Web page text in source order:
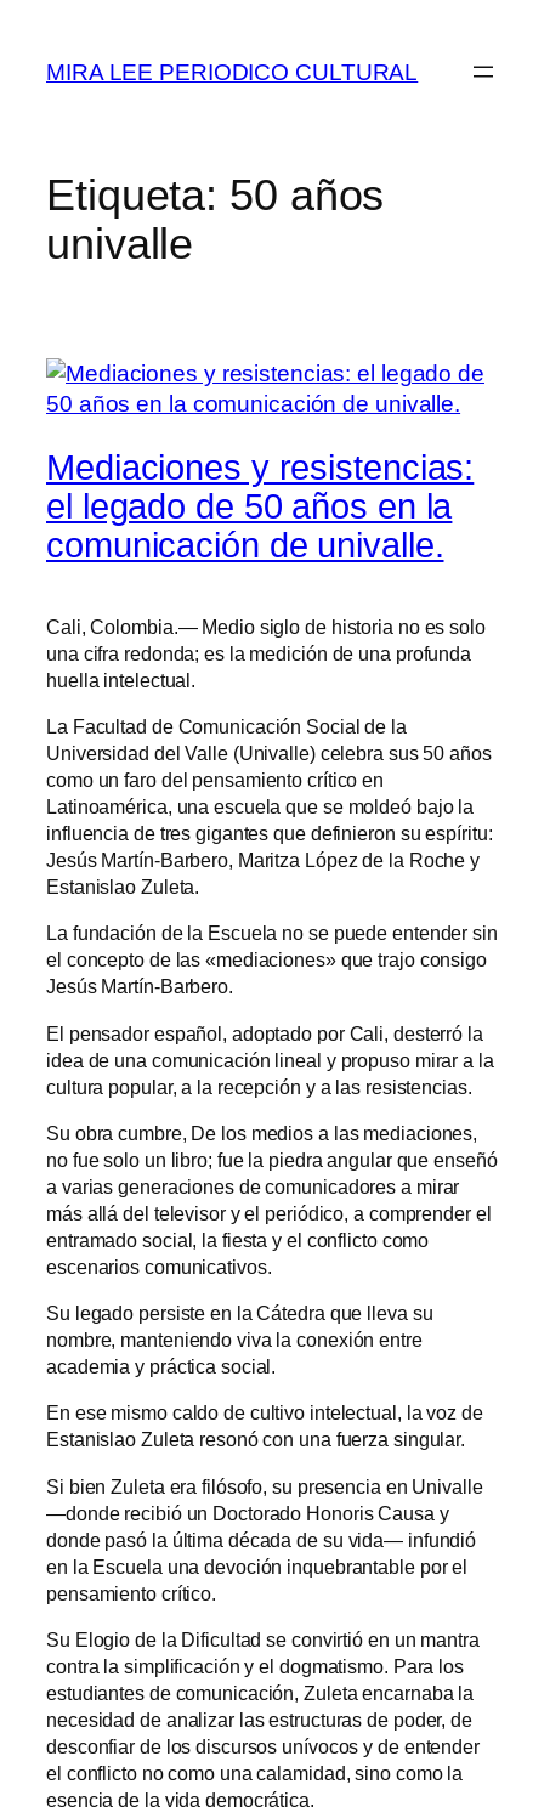
contenido
MIRA LEE PERIODICO CULTURAL
Etiqueta: 50 años
univalle
Mediaciones y resistencias:
el legado de 50 años en la
comunicación de univalle.
Cali, Colombia.— Medio siglo de historia no es solo
una cifra redonda; es la medición de una profunda
huella intelectual.
La Facultad de Comunicación Social de la
Universidad del Valle (Univalle) celebra sus 50 años
como un faro del pensamiento crítico en
Latinoamérica, una escuela que se moldeó bajo la
influencia de tres gigantes que definieron su espíritu:
Jesús Martín-Barbero, Maritza López de la Roche y
Estanislao Zuleta.
La fundación de la Escuela no se puede entender sin
el concepto de las «mediaciones» que trajo consigo
Jesús Martín-Barbero.
El pensador español, adoptado por Cali, desterró la
idea de una comunicación lineal y propuso mirar a la
cultura popular, a la recepción y a las resistencias.
Su obra cumbre, De los medios a las mediaciones,
no fue solo un libro; fue la piedra angular que enseñó
a varias generaciones de comunicadores a mirar
más allá del televisor y el periódico, a comprender el
entramado social, la fiesta y el conflicto como
escenarios comunicativos.
Su legado persiste en la Cátedra que lleva su
nombre, manteniendo viva la conexión entre
academia y práctica social.
En ese mismo caldo de cultivo intelectual, la voz de
Estanislao Zuleta resonó con una fuerza singular.
Si bien Zuleta era filósofo, su presencia en Univalle
—donde recibió un Doctorado Honoris Causa y
donde pasó la última década de su vida— infundió
en la Escuela una devoción inquebrantable por el
pensamiento crítico.
Su Elogio de la Dificultad se convirtió en un mantra
contra la simplificación y el dogmatismo. Para los
estudiantes de comunicación, Zuleta encarnaba la
necesidad de analizar las estructuras de poder, de
desconfiar de los discursos unívocos y de entender
el conflicto no como una calamidad, sino como la
esencia de la vida democrática.